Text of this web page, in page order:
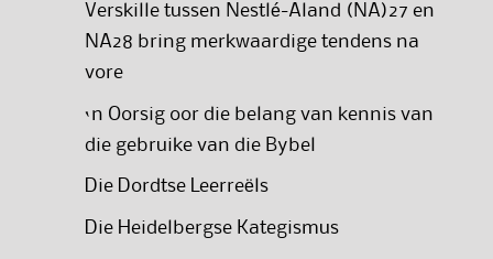
Verskille tussen Nestlé-Aland (NA)27 en
NA28 bring merkwaardige tendens na
vore
‘n Oorsig oor die belang van kennis van
die gebruike van die Bybel
Die Dordtse Leerreëls
Die Heidelbergse Kategismus